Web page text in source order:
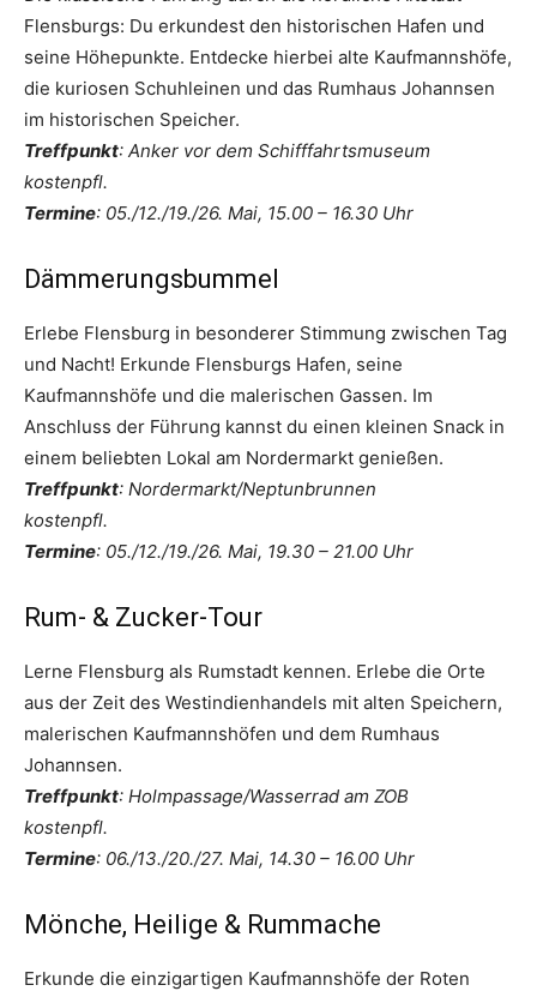
Flensburgs: Du erkundest den historischen Hafen und
seine Höhepunkte. Entdecke hierbei alte Kaufmannshöfe,
die kuriosen Schuhleinen und das Rumhaus Johannsen
im historischen Speicher.
Treffpunkt: Anker vor dem Schifffahrtsmuseum
kostenpfl.
Termine: 05./12./19./26. Mai, 15.00 – 16.30 Uhr
Dämmerungsbummel
Erlebe Flensburg in besonderer Stimmung zwischen Tag
und Nacht! Erkunde Flensburgs Hafen, seine
Kaufmannshöfe und die malerischen Gassen. Im
Anschluss der Führung kannst du einen kleinen Snack in
einem beliebten Lokal am Nordermarkt genießen.
Treffpunkt: Nordermarkt/Neptunbrunnen
kostenpfl.
Termine: 05./12./19./26. Mai, 19.30 – 21.00 Uhr
Rum- & Zucker-Tour
Lerne Flensburg als Rumstadt kennen. Erlebe die Orte
aus der Zeit des Westindienhandels mit alten Speichern,
malerischen Kaufmannshöfen und dem Rumhaus
Johannsen.
Treffpunkt: Holmpassage/Wasserrad am ZOB
kostenpfl.
Termine: 06./13./20./27. Mai, 14.30 – 16.00 Uhr
Mönche, Heilige & Rummache
Erkunde die einzigartigen Kaufmannshöfe der Roten